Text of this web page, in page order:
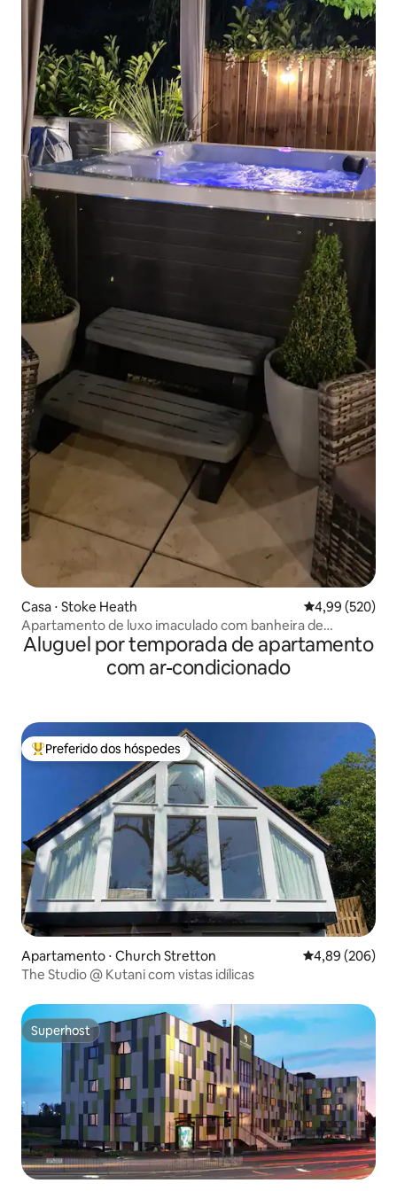
Casa ⋅ Stoke Heath 4,99 de uma
4,99 (520)
Apartamento de luxo imaculado com banheira de
hidromassagem privativa
Aluguel por temporada de apartamento
com ar-condicionado
Entre os melhores preferidos dos hóspedes
Preferido dos hóspedes
Apartamento ⋅ Church Stretton 4,89 de uma
4,89 (206)
The Studio @ Kutani com vistas idílicas
Superhost
Superhost